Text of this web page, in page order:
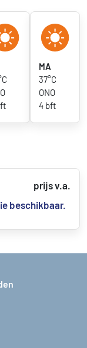
MA
37°C
ONO
4 bft
prijs v.a.
beschikbaar.